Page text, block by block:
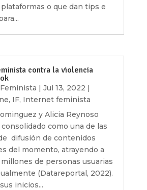
o que dan tips e
contra la violencia
| Jul 13, 2022 |
, IF, Internet feminista
y Alicia Reynoso
como una de las
difusión de contenidos
del momento, atrayendo a
de personas usuarias
(Datareportal, 2022).
inicios...